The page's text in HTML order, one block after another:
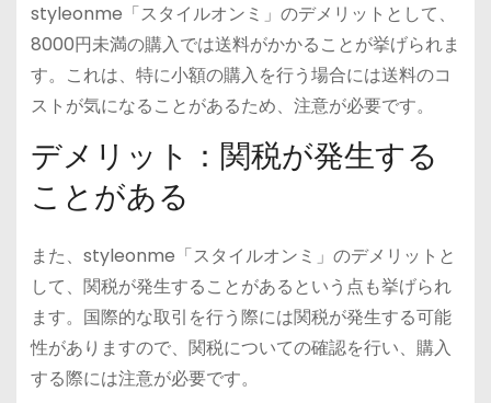
styleonme「スタイルオンミ」のデメリットとして、
8000円未満の購入では送料がかかることが挙げられま
す。これは、特に小額の購入を行う場合には送料のコ
ストが気になることがあるため、注意が必要です。
デメリット：関税が発生する
ことがある
また、styleonme「スタイルオンミ」のデメリットと
して、関税が発生することがあるという点も挙げられ
ます。国際的な取引を行う際には関税が発生する可能
性がありますので、関税についての確認を行い、購入
する際には注意が必要です。